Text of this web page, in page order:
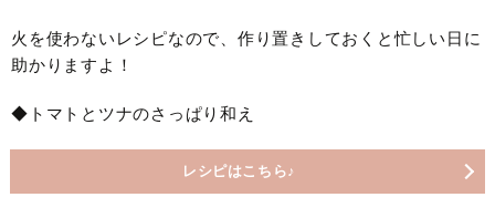
火を使わないレシピなので、作り置きしておくと忙しい日に
助かりますよ！
◆トマトとツナのさっぱり和え
レシピはこちら♪